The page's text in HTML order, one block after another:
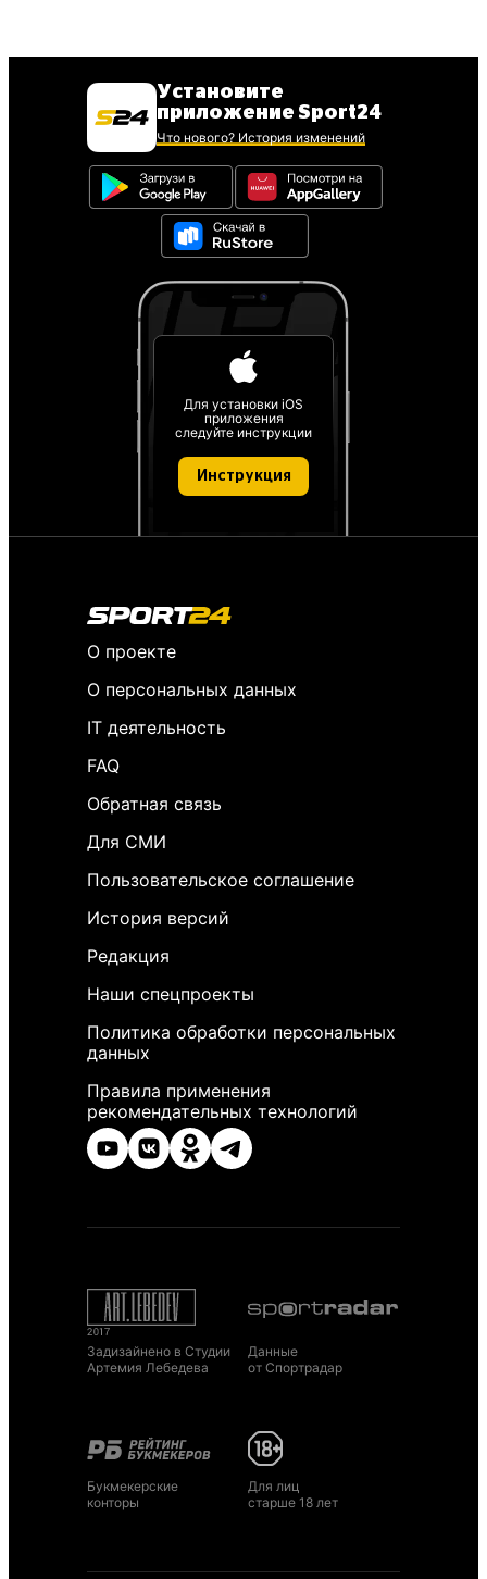
Установите
приложение Sport24
Что нового? История изменений
Для установки iOS
приложения
следуйте инструкции
Инструкция
О проекте
О персональных данных
IT деятельность
FAQ
Обратная связь
Для СМИ
Пользовательское соглашение
История версий
Редакция
Наши спецпроекты
Политика обработки персональных
данных
Правила применения
рекомендательных технологий
Задизайнено в Студии
Артемия Лебедева
Данные
от Спортрадар
Букмекерские
конторы
Для лиц
старше 18 лет